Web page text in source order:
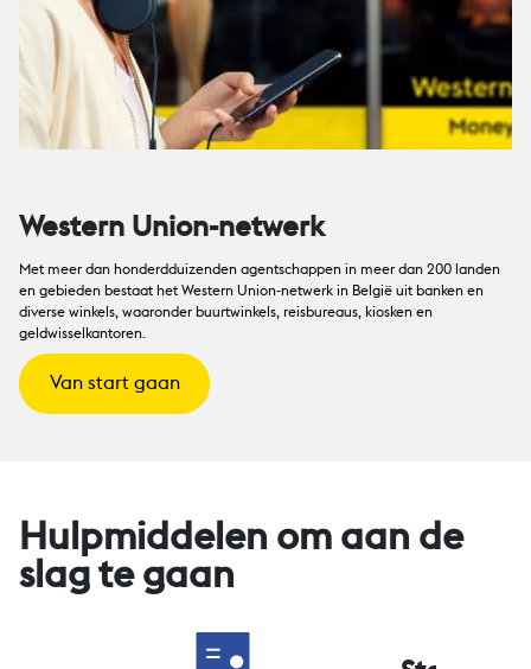
Western Union-netwerk
Met meer dan honderdduizenden agentschappen in meer dan 200 landen
en gebieden bestaat het Western Union-netwerk in België uit banken en
diverse winkels, waaronder buurtwinkels, reisbureaus, kiosken en
geldwisselkantoren.
Van start gaan
Hulpmiddelen om aan de
slag te gaan